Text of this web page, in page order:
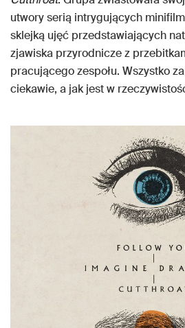
utwory serią intrygujących
sklejką ujęć przedstawiających
zjawiska przyrodnicze z
pracującego zespołu. Wszystko
ciekawie, a jak jest w